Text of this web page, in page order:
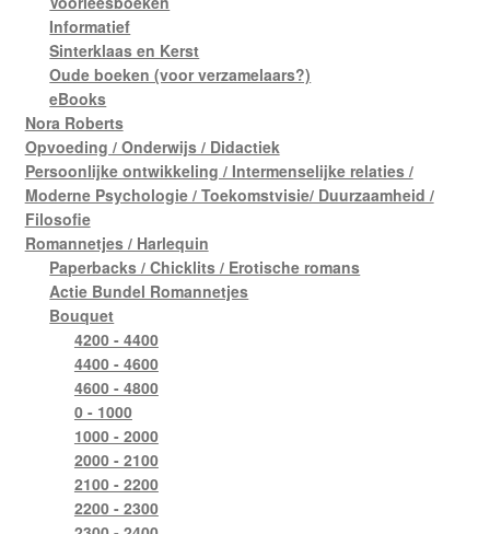
Informatief
Sinterklaas en Kerst
Oude boeken (voor verzamelaars?)
eBooks
Nora Roberts
Opvoeding / Onderwijs / Didactiek
Persoonlijke ontwikkeling / Intermenselijke relaties /
Moderne Psychologie / Toekomstvisie/ Duurzaamheid /
Filosofie
Romannetjes / Harlequin
Paperbacks / Chicklits / Erotische romans
Actie Bundel Romannetjes
Bouquet
4200 - 4400
4400 - 4600
4600 - 4800
0 - 1000
1000 - 2000
2000 - 2100
2100 - 2200
2200 - 2300